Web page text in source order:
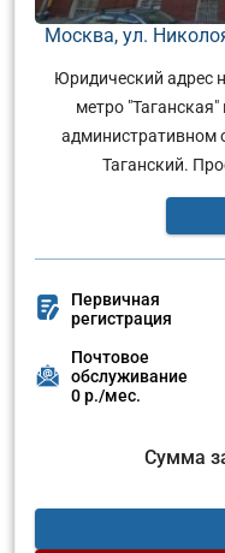
Москва, ул.
Юридический адрес
метро
административном
Таганский.
Первичная
регистрация
Почтовое
обслуживание
0 р./мес.
Сумма